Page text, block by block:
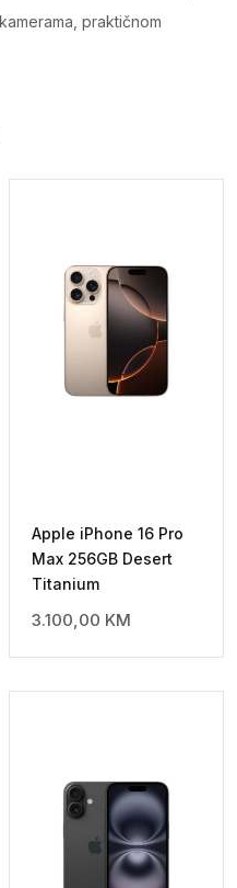
praktičnom
Apple iPhone 16 Pro
Max 256GB Desert
Titanium
3.100,00 KM